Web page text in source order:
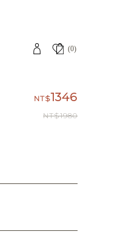
(0)
NT$1346
NT$1980